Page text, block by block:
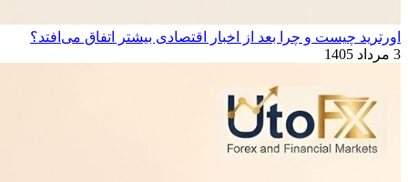
اورترید چیست و چرا بعد از اخبار اقتصادی بیشتر اتفاق می‌افتد؟
3 مرداد 1405